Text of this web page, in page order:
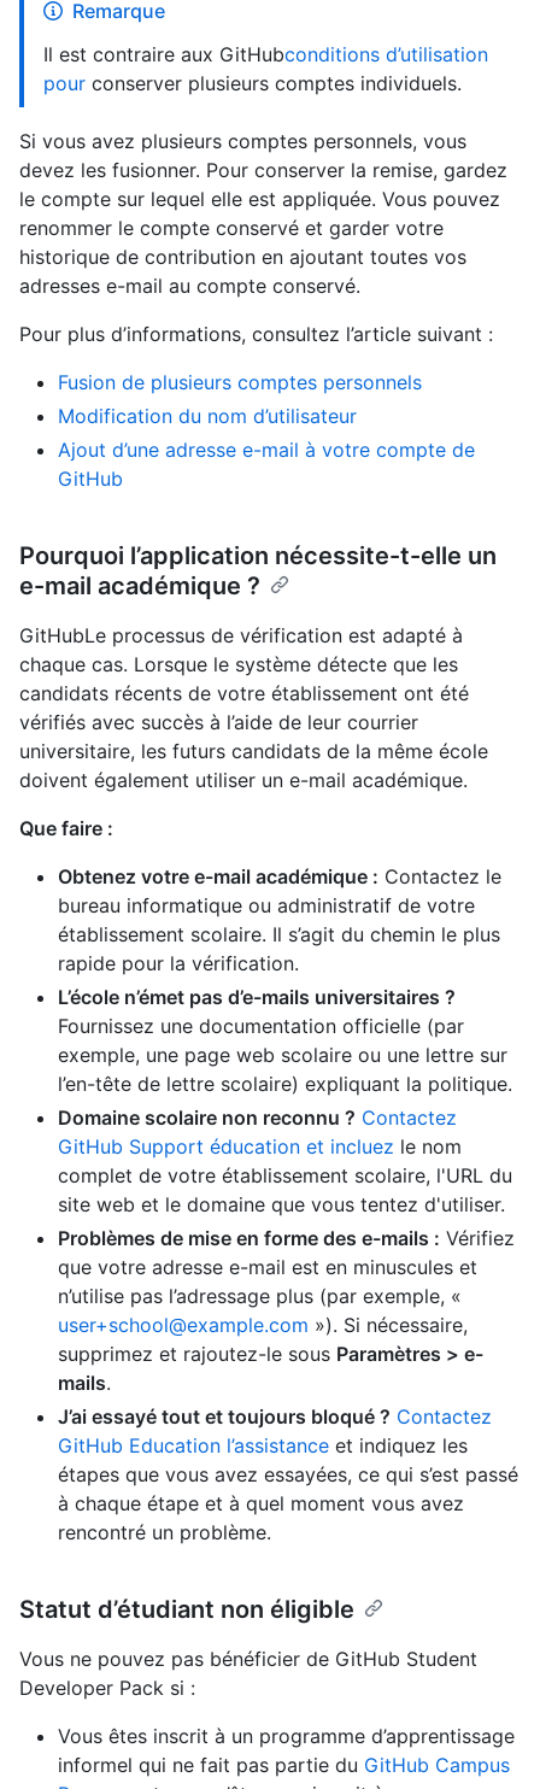
Remarque
Il est contraire aux GitHubconditions d’utilisation
pour conserver plusieurs comptes individuels.
Si vous avez plusieurs comptes personnels, vous
devez les fusionner. Pour conserver la remise, gardez
le compte sur lequel elle est appliquée. Vous pouvez
renommer le compte conservé et garder votre
historique de contribution en ajoutant toutes vos
adresses e-mail au compte conservé.
Pour plus d’informations, consultez l’article suivant :
Fusion de plusieurs comptes personnels
Modification du nom d’utilisateur
Ajout d’une adresse e-mail à votre compte de
GitHub
Pourquoi l’application nécessite-t-elle un
e-mail académique ?
GitHubLe processus de vérification est adapté à
chaque cas. Lorsque le système détecte que les
candidats récents de votre établissement ont été
vérifiés avec succès à l’aide de leur courrier
universitaire, les futurs candidats de la même école
doivent également utiliser un e-mail académique.
Que faire :
Obtenez votre e-mail académique : Contactez le
bureau informatique ou administratif de votre
établissement scolaire. Il s’agit du chemin le plus
rapide pour la vérification.
L’école n’émet pas d’e-mails universitaires ?
Fournissez une documentation officielle (par
exemple, une page web scolaire ou une lettre sur
l’en-tête de lettre scolaire) expliquant la politique.
Domaine scolaire non reconnu ? Contactez
GitHub Support éducation et incluez le nom
complet de votre établissement scolaire, l'URL du
site web et le domaine que vous tentez d'utiliser.
Problèmes de mise en forme des e-mails : Vérifiez
que votre adresse e-mail est en minuscules et
n’utilise pas l’adressage plus (par exemple, «
user+school@example.com »). Si nécessaire,
supprimez et rajoutez-le sous Paramètres > e-
mails.
J’ai essayé tout et toujours bloqué ? Contactez
GitHub Education l’assistance et indiquez les
étapes que vous avez essayées, ce qui s’est passé
à chaque étape et à quel moment vous avez
rencontré un problème.
Statut d’étudiant non éligible
Vous ne pouvez pas bénéficier de GitHub Student
Developer Pack si :
Vous êtes inscrit à un programme d’apprentissage
informel qui ne fait pas partie du GitHub Campus